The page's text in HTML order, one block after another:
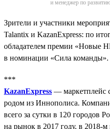
и менеджер по
Зрители и участники
Talantix и KazanExpress: по
обладателем премии «Новые
в номинации «Сила команды».
***
KazanExpress — маркетплейс
родом из Иннополиса.
всего за сутки в 120 городов
на рынок в 2017 году, в